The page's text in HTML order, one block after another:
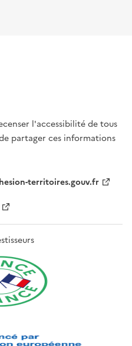
l'accessibilité de tous
partager ces informations
territoires.gouv.fr